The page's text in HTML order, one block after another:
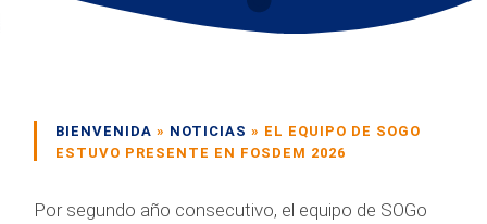
BIENVENIDA » NOTICIAS » EL EQUIPO DE SOGO
ESTUVO PRESENTE EN FOSDEM 2026
Por segundo año consecutivo, el equipo de SOGo